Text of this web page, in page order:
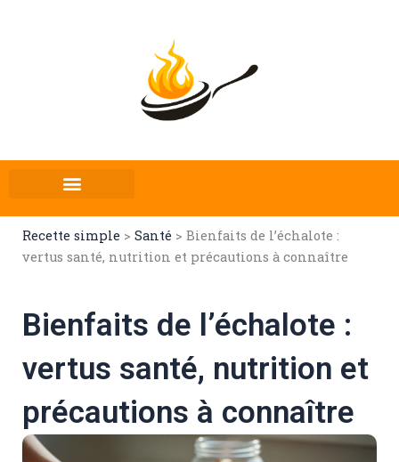
Recette simple > Santé > Bienfaits de l’échalote :
vertus santé, nutrition et précautions à connaître
Bienfaits de l’échalote :
vertus santé, nutrition et
précautions à connaître